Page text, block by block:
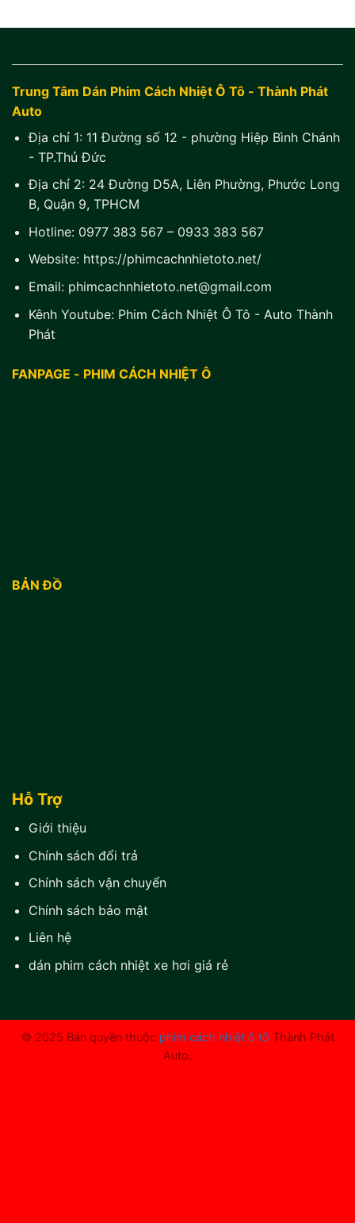
Trung Tâm Dán Phim Cách Nhiệt Ô Tô - Thành Phát
Auto
Địa chỉ 1: 11 Đường số 12 - phường Hiệp Bình Chánh
- TP.Thủ Đức
Địa chỉ 2: 24 Đường D5A, Liên Phường, Phước Long
B, Quận 9, TPHCM
Hotline: 0977 383 567– 0933 383 567
Website: https://phimcachnhietoto.net/
Email: phimcachnhietoto.net@gmail.com
Kênh Youtube: Phim Cách Nhiệt Ô Tô - Auto Thành
Phát
FANPAGE - PHIM CÁCH NHIỆT Ô
BẢN ĐỒ
Hỗ Trợ
Giới thiệu
Chính sách đổi trả
Chính sách vận chuyển
Chính sách bảo mật
Liên hệ
dán phim cách nhiệt xe hơi giá rẻ
© 2025 Bản quyền thuộc phim cách nhiệt ô tô Thành Phát
Auto.